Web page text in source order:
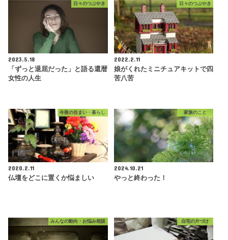
日々のつぶやき
2023.5.18
「ずっと退屈だった」と語る還暦
女性の人生
日々のつぶやき
2022.2.11
娘がくれたミニチュアキットで四
苦八苦
今後の住まい・暮らし
2020.2.11
仏壇をどこに置くか悩ましい
家族のこと
2024.10.21
やっと終わった！
みんなの動向・お悩み相談 自宅の片づけ